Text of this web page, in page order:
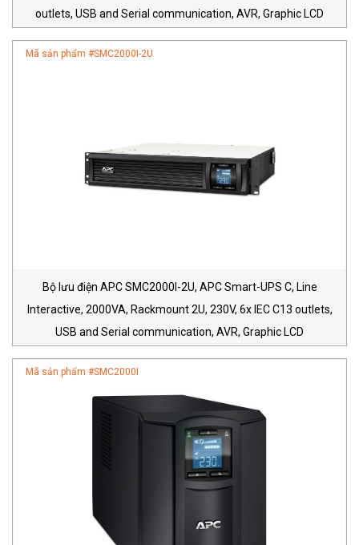
outlets, USB and Serial communication, AVR, Graphic LCD
Mã sản phẩm #SMC2000I-2U
Bộ lưu điện APC SMC2000I-2U, APC Smart-UPS C, Line
Interactive, 2000VA, Rackmount 2U, 230V, 6x IEC C13 outlets,
USB and Serial communication, AVR, Graphic LCD
Mã sản phẩm #SMC2000I